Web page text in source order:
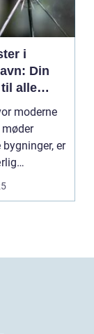
i
Din
alle
moderne
er